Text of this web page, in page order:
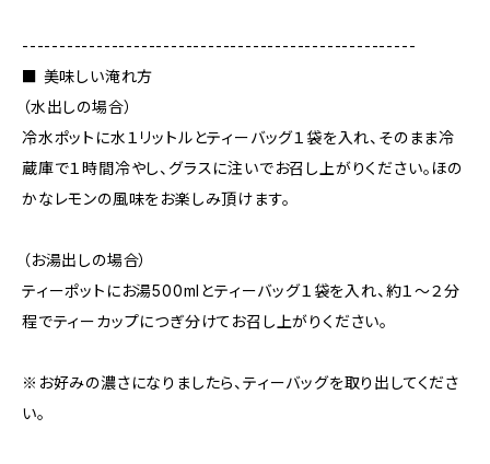
-----------------------------------------------------
■ 美味しい淹れ方
（水出しの場合）
冷水ポットに水１リットルとティーバッグ１袋を入れ、そのまま冷
蔵庫で１時間冷やし、グラスに注いでお召し上がりください。ほの
かなレモンの風味をお楽しみ頂けます。
（お湯出しの場合）
ティーポットにお湯500mlとティーバッグ１袋を入れ、約１～２分
程でティーカップにつぎ分けてお召し上がりください。
※お好みの濃さになりましたら、ティーバッグを取り出してくださ
い。